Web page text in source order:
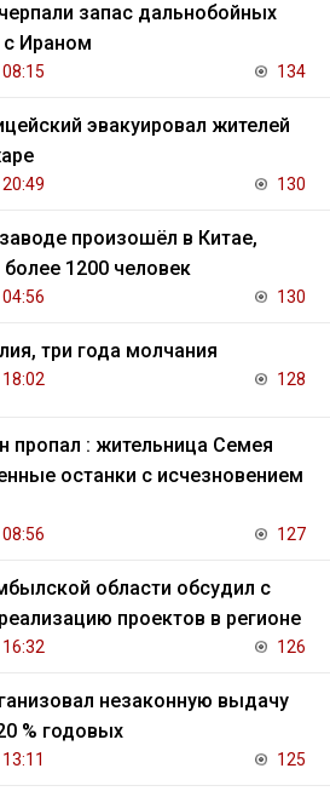
запас дальнобойных
с Ираном
134
эвакуировал жителей
130
произошёл в Китае,
1200 человек
130
три года молчания
128
пропал : жительница Семея
останки с исчезновением
127
области обсудил с
проектов в регионе
126
незаконную выдачу
% годовых
125